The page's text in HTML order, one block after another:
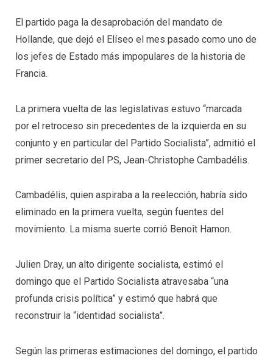
El partido paga la desaprobación del mandato de
Hollande, que dejó el Elíseo el mes pasado como uno de
los jefes de Estado más impopulares de la historia de
Francia.
La primera vuelta de las legislativas estuvo “marcada
por el retroceso sin precedentes de la izquierda en su
conjunto y en particular del Partido Socialista”, admitió el
primer secretario del PS, Jean-Christophe Cambadélis.
Cambadélis, quien aspiraba a la reelección, habría sido
eliminado en la primera vuelta, según fuentes del
movimiento. La misma suerte corrió Benoît Hamon.
Julien Dray, un alto dirigente socialista, estimó el
domingo que el Partido Socialista atravesaba “una
profunda crisis política” y estimó que habrá que
reconstruir la “identidad socialista”.
Según las primeras estimaciones del domingo, el partido